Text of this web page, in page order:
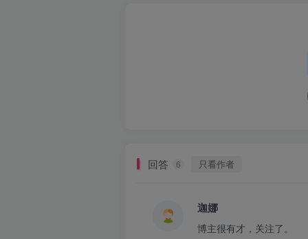
回答 6 只看作者
迦娜
博主很有才，关注了。